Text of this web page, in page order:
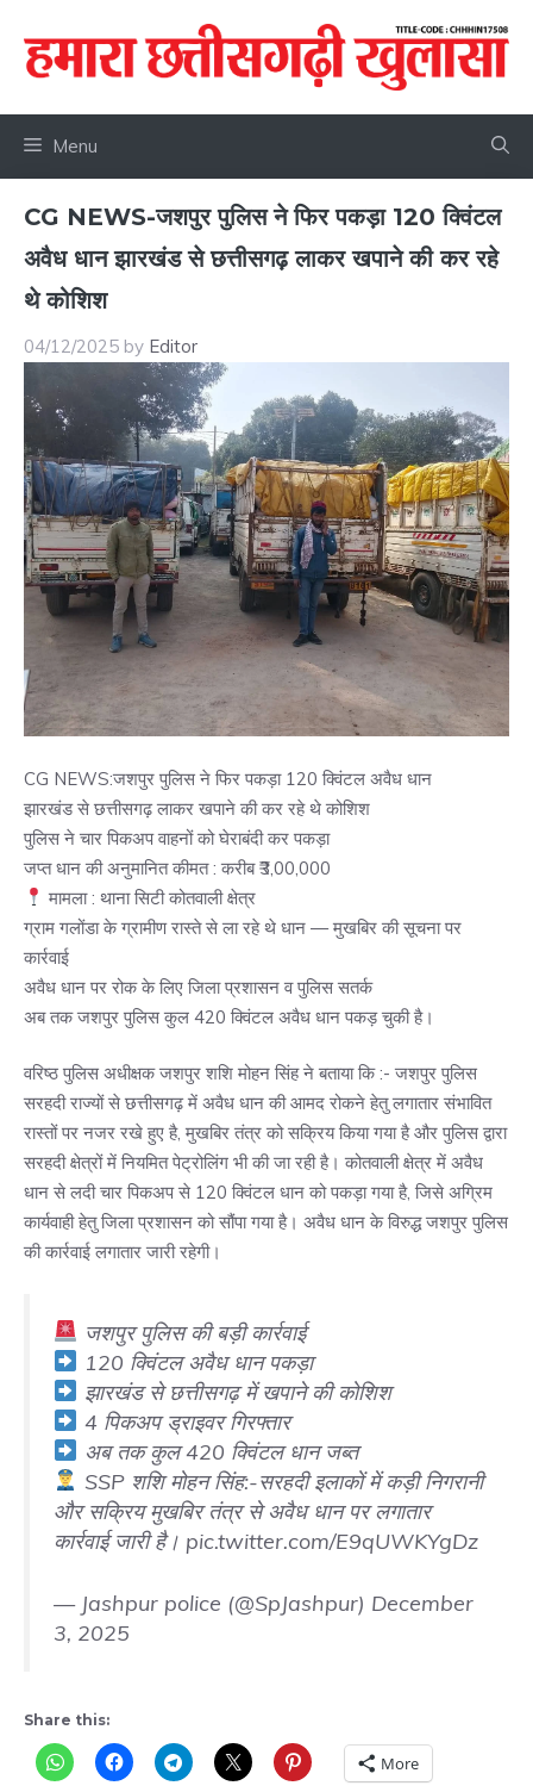
content
Menu
CG NEWS-जशपुर पुलिस ने फिर पकड़ा 120 क्विंटल
अवैध धान झारखंड से छत्तीसगढ़ लाकर खपाने की कर रहे
थे कोशिश
04/12/2025 by Editor
CG NEWS:जशपुर पुलिस ने फिर पकड़ा 120 क्विंटल अवैध धान
झारखंड से छत्तीसगढ़ लाकर खपाने की कर रहे थे कोशिश
पुलिस ने चार पिकअप वाहनों को घेराबंदी कर पकड़ा
जप्त धान की अनुमानित कीमत : करीब ₹3,00,000
मामला : थाना सिटी कोतवाली क्षेत्र
ग्राम गलोंडा के ग्रामीण रास्ते से ला रहे थे धान — मुखबिर की सूचना पर
कार्रवाई
अवैध धान पर रोक के लिए जिला प्रशासन व पुलिस सतर्क
अब तक जशपुर पुलिस कुल 420 क्विंटल अवैध धान पकड़ चुकी है।
वरिष्ठ पुलिस अधीक्षक जशपुर शशि मोहन सिंह ने बताया कि :- जशपुर पुलिस
सरहदी राज्यों से छत्तीसगढ़ में अवैध धान की आमद रोकने हेतु लगातार संभावित
रास्तों पर नजर रखे हुए है, मुखबिर तंत्र को सक्रिय किया गया है और पुलिस द्वारा
सरहदी क्षेत्रों में नियमित पेट्रोलिंग भी की जा रही है। कोतवाली क्षेत्र में अवैध
धान से लदी चार पिकअप से 120 क्विंटल धान को पकड़ा गया है, जिसे अग्रिम
कार्यवाही हेतु जिला प्रशासन को सौंपा गया है। अवैध धान के विरुद्ध जशपुर पुलिस
की कार्रवाई लगातार जारी रहेगी।
जशपुर पुलिस की बड़ी कार्रवाई
120 क्विंटल अवैध धान पकड़ा
झारखंड से छत्तीसगढ़ में खपाने की कोशिश
4 पिकअप ड्राइवर गिरफ्तार
अब तक कुल 420 क्विंटल धान जब्त
SSP शशि मोहन सिंह:-सरहदी इलाकों में कड़ी निगरानी
और सक्रिय मुखबिर तंत्र से अवैध धान पर लगातार
कार्रवाई जारी है। pic.twitter.com/E9qUWKYgDz
— Jashpur police (@SpJashpur) December
3, 2025
Share this:
More